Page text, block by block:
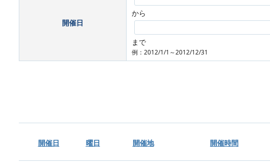
開催日
から
まで
例：2012/1/1～2012/12/31
開催日 曜日 開催地 開催時間